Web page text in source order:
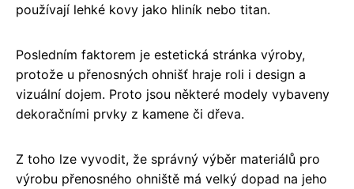
používají lehké kovy jako hliník nebo titan.
Posledním faktorem je estetická stránka výroby,
protože u přenosných ohnišť hraje roli i design a
vizuální dojem. Proto jsou některé modely vybaveny
dekoračními prvky z kamene či dřeva.
Z toho lze vyvodit, že správný výběr materiálů pro
výrobu přenosného ohniště má velký dopad na jeho